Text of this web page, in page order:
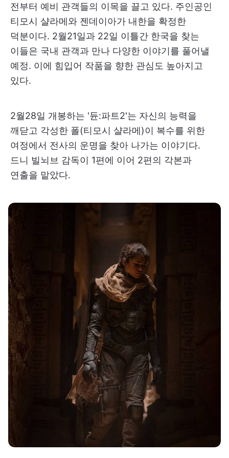
전부터 예비 관객들의 이목을 끌고 있다. 주인공인
티모시 샬라메와 젠데이아가 내한을 확정한
덕분이다. 2월21일과 22일 이틀간 한국을 찾는
이들은 국내 관객과 만나 다양한 이야기를 풀어낼
예정. 이에 힘입어 작품을 향한 관심도 높아지고
있다.
2월28일 개봉하는 '듄:파트2'는 자신의 능력을
깨닫고 각성한 폴(티모시 샬라메)이 복수를 위한
여정에서 전사의 운명을 찾아 나가는 이야기다.
드니 빌뇌브 감독이 1편에 이어 2편의 각본과
연출을 맡았다.